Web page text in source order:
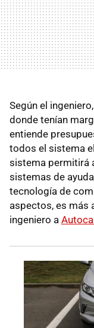
Según el
donde tenían
entiende
todos el sistema
sistema permitirá
sistemas de
tecnología de
aspectos, es más
ingeniero a